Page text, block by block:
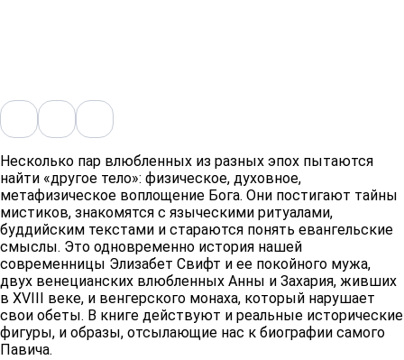
Несколько пар влюбленных из разных эпох пытаются
найти «другое тело»: физическое, духовное,
метафизическое воплощение Бога. Они постигают тайны
мистиков, знакомятся с языческими ритуалами,
буддийским текстами и стараются понять евангельские
смыслы. Это одновременно история нашей
современницы Элизабет Свифт и ее покойного мужа,
двух венецианских влюбленных Анны и Захария, живших
в XVIII веке, и венгерского монаха, который нарушает
свои обеты. В книге действуют и реальные исторические
фигуры, и образы, отсылающие нас к биографии самого
Павича.